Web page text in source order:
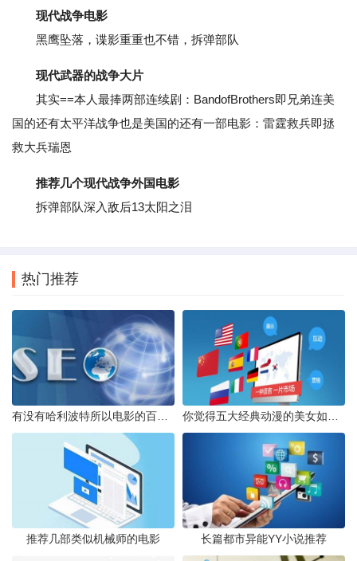
现代战争电影
黑鹰坠落，谍影重重也不错，拆弹部队
现代武器的战争大片
其实==本人最捧两部连续剧：BandofBrothers即兄弟连美
国的还有太平洋战争也是美国的还有一部电影：雷霆救兵即拯
救大兵瑞恩
推荐几个现代战争外国电影
拆弹部队深入敌后13太阳之泪
热门推荐
推荐几部类似机械师的电影 长篇都市异能YY小说推荐